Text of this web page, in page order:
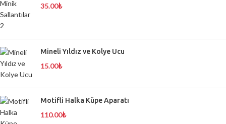
35.00₺
Mineli Yıldız ve Kolye Ucu
15.00₺
Motifli Halka Küpe Aparatı
110.00₺